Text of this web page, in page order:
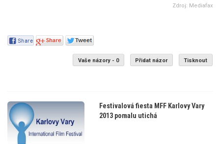
Zdroj: Mediafax
Vaše názory - 0 Přidat názor Tisknout
Festivalová fiesta MFF Karlovy Vary
2013 pomalu utichá